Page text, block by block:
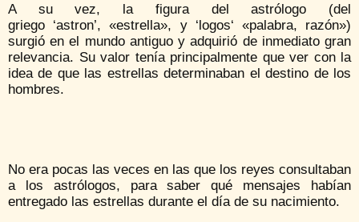
A su vez, la figura del astrólogo (del
griego ‘astron’, «estrella», y ‘logos‘ «palabra, razón»)
surgió en el mundo antiguo y adquirió de inmediato gran
relevancia. Su valor tenía principalmente que ver con la
idea de que las estrellas determinaban el destino de los
hombres.
No era pocas las veces en las que los reyes consultaban
a los astrólogos, para saber qué mensajes habían
entregado las estrellas durante el día de su nacimiento.